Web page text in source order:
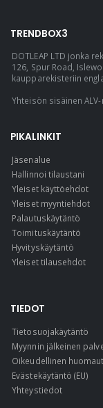
TRENDBOX3
DOTLEAP LTD jonka
126, Spur Road,
kaupparekisteriin
Yhteisön sisäinen
PIKALINKIT
Jäsenalue
Hallinnoi tilaustani
Yleiset käyttöehdot
Yleiset myyntiehdot
Palautuskäytäntö
Toimituskäytäntö
Hyvityskäytäntö
Yleiset tilausehdot
TIEDOT
Tietosuojakäytäntö
Myynnin jälkeinen
Oikeudellinen
Evästekäytäntö (EU)
Yhteystiedot